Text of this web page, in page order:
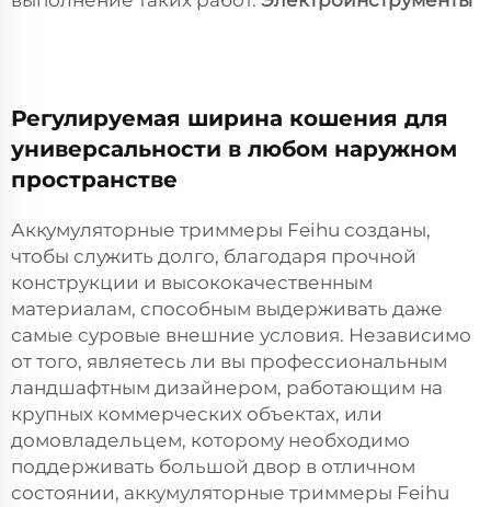
Регулируемая ширина кошения для
универсальности в любом наружном
пространстве
Аккумуляторные триммеры Feihu созданы,
чтобы служить долго, благодаря прочной
конструкции и высококачественным
материалам, способным выдерживать даже
самые суровые внешние условия. Независимо
от того, являетесь ли вы профессиональным
ландшафтным дизайнером, работающим на
крупных коммерческих объектах, или
домовладельцем, которому необходимо
поддерживать большой двор в отличном
состоянии, аккумуляторные триммеры Feihu